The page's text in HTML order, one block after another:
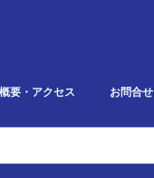
要・アクセス お問合せ